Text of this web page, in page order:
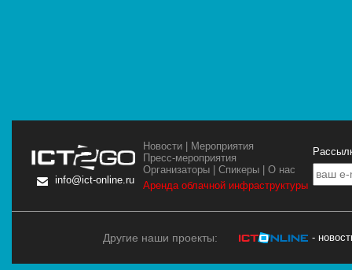
info@ict-online.ru
Новости | Мероприятия
Пресс-мероприятия
Организаторы |Спикеры |О нас
Аренда облачной инфраструктуры
Другие наши проекты: -